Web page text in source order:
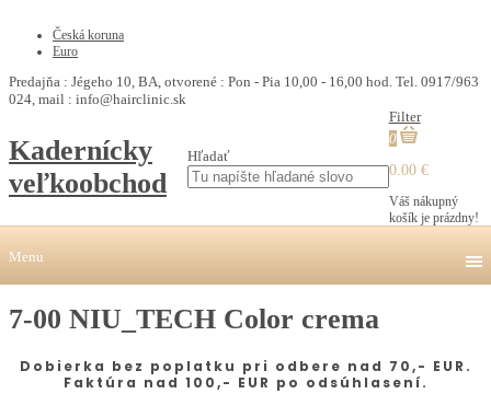
Česká koruna
Euro
Predajňa : Jégeho 10, BA, otvorené : Pon - Pia 10,00 - 16,00 hod. Tel. 0917/963
024, mail : info@hairclinic.sk
Kadernícky
veľkoobchod
Hľadať
Filter
0
0.00 €
Váš nákupný
košík je prázdny!
Menu
7-00 NIU_TECH Color crema
Dobierka bez poplatku pri odbere nad 70,- EUR.
Faktúra nad 100,- EUR po odsúhlasení.